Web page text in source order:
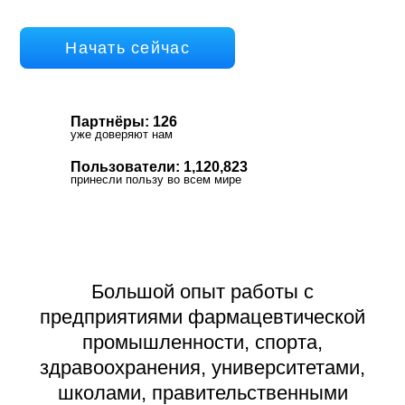
Начать сейчас
Партнёры: 126
уже доверяют нам
Пользователи: 1,120,823
принесли пользу во всем мире
Большой опыт работы с
предприятиями фармацевтической
промышленности, спорта,
здравоохранения, университетами,
школами, правительственными